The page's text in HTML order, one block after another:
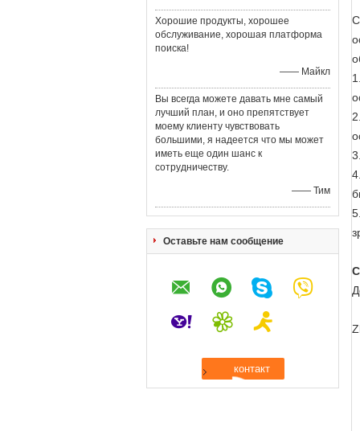
Хорошие продукты, хорошее
обслуживание, хорошая платформа
поиска!
—— Майкл
Вы всегда можете давать мне самый
лучший план, и оно препятствует
моему клиенту чувствовать
большими, я надеется что мы может
иметь еще один шанс к
сотрудничеству.
—— Тим
Оставьте нам сообщение